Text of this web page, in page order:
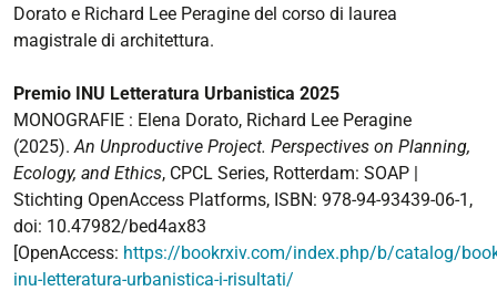
vincita-
del-
inu-
letteratura-
urbanistica-
2025-
da-
parte-
della-
sottoscritta-
Dorato e Richard Lee Peragine del corso di laurea
magistrale di architettura.
Premio INU Letteratura Urbanistica 2025
MONOGRAFIE : Elena Dorato, Richard Lee Peragine
(2025). An Unproductive Project. Perspectives on Planning,
Ecology, and Ethics, CPCL Series, Rotterdam: SOAP |
Stichting OpenAccess Platforms, ISBN: 978-94-93439-06-1,
doi: 10.47982/bed4ax83
[OpenAccess: https://bookrxiv.com/index.php/b/catalog/
inu-letteratura-urbanistica-i-risultati/